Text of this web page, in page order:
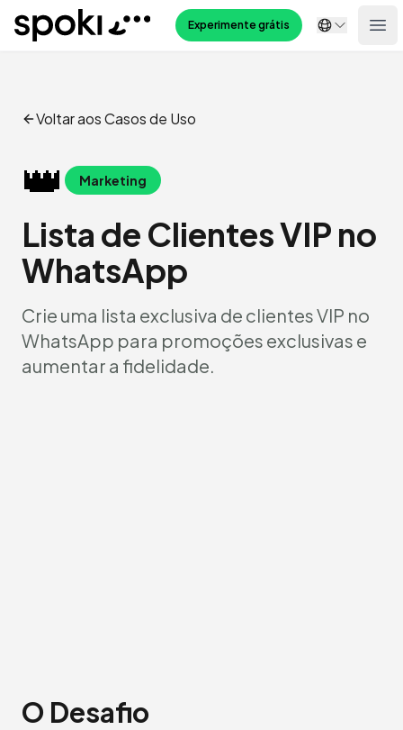
Spoki Experimente grátis
Voltar aos Casos de Uso
👑 Marketing
Lista de Clientes VIP no
WhatsApp
Crie uma lista exclusiva de clientes VIP no
WhatsApp para promoções exclusivas e
aumentar a fidelidade.
O Desafio